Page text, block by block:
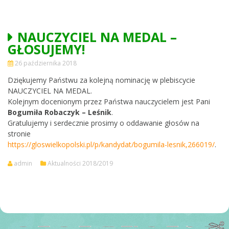
NAUCZYCIEL NA MEDAL –
GŁOSUJEMY!
26 października 2018
Dziękujemy Państwu za kolejną nominację w plebiscycie
NAUCZYCIEL NA MEDAL.
Kolejnym docenionym przez Państwa nauczycielem jest Pani
Bogumiła Robaczyk – Leśnik.
Gratulujemy i serdecznie prosimy o oddawanie głosów na
stronie
https://gloswielkopolski.pl/p/kandydat/bogumila-lesnik,266019/.
admin Aktualności 2018/2019